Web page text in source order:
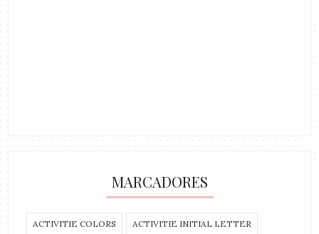
MARCADORES
ACTIVITIE COLORS ACTIVITIE INITIAL LETTER